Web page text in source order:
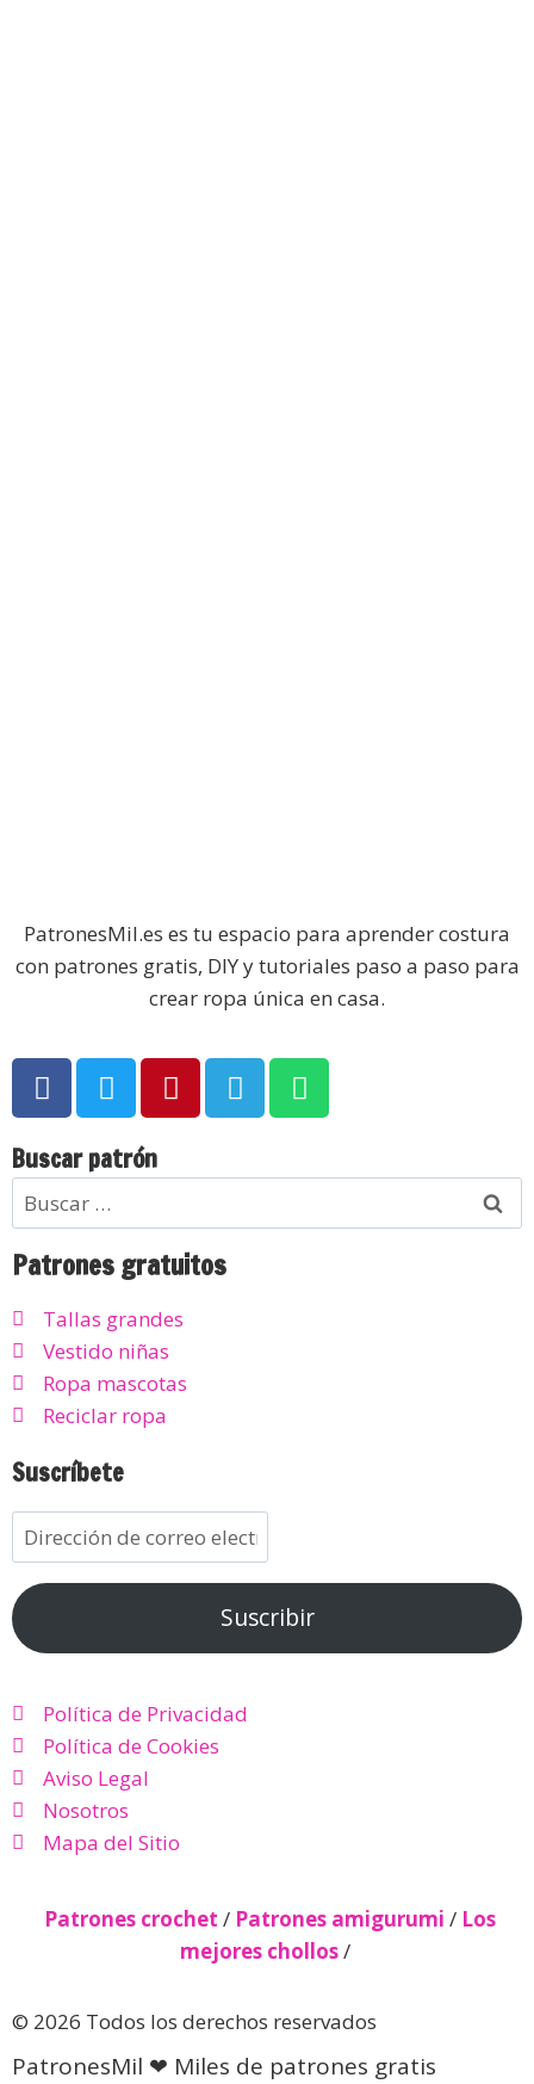
PatronesMil.es es tu espacio para aprender costura
con patrones gratis, DIY y tutoriales paso a paso para
crear ropa única en casa.
Buscar patrón
Patrones gratuitos
Tallas grandes
Vestido niñas
Ropa mascotas
Reciclar ropa
Suscríbete
Suscribir
Política de Privacidad
Política de Cookies
Aviso Legal
Nosotros
Mapa del Sitio
Patrones crochet / Patrones amigurumi / Los
mejores chollos/
© 2026 Todos los derechos reservados
PatronesMil ❤ Miles de patrones gratis